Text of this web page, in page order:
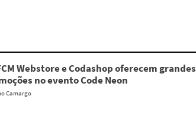
Webstore e Codashop oferecem grandes
no evento Code Neon
Camargo